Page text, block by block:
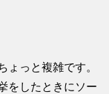
ょっと複雑です。
をしたときにソー